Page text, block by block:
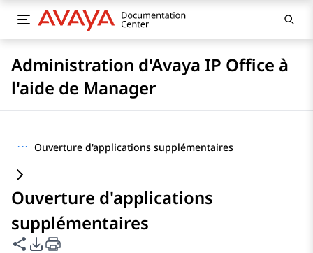
Administration d'Avaya IP Office à
l'aide de Manager
··· Ouverture d'applications supplémentaires
Ouverture d'applications
supplémentaires
Partager cette page
Options d'exportation PDF